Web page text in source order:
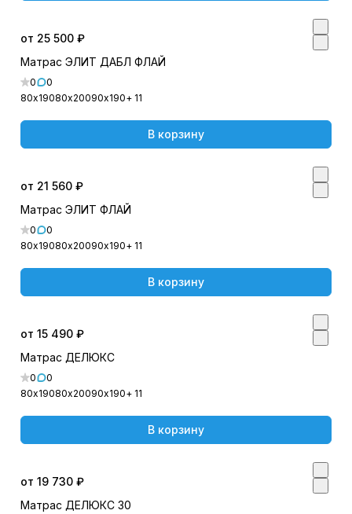
от 25 500 ₽
Матрас ЭЛИТ ДАБЛ ФЛАЙ
0
0
80х19080х20090х190+ 11
В корзину
от 21 560 ₽
Матрас ЭЛИТ ФЛАЙ
0
0
80х19080х20090х190+ 11
В корзину
от 15 490 ₽
Матрас ДЕЛЮКС
0
0
80х19080х20090х190+ 11
В корзину
от 19 730 ₽
Матрас ДЕЛЮКС 30